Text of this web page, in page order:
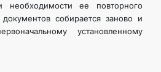
необходимости ее повторного
собирается заново и
установленному